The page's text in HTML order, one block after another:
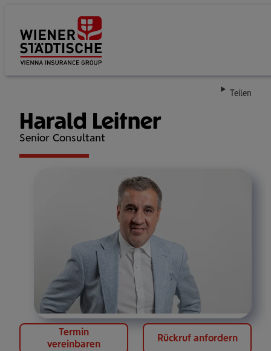
Teilen
Harald Leitner
Senior Consultant
Termin
vereinbaren
Rückruf anfordern